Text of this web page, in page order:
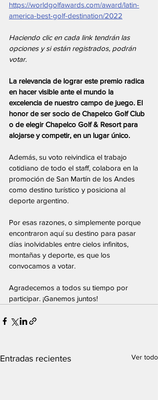
https://worldgolfawards.com/award/latin-
america-best-golf-destination/2022
Haciendo clic en cada link tendrán las
opciones y si están registrados, podrán
votar.
La relevancia de lograr este premio radica
en hacer visible ante el mundo la
excelencia de nuestro campo de juego. El
honor de ser socio de Chapelco Golf Club
o de elegir Chapelco Golf & Resort para
alojarse y competir, en un lugar único.
Además, su voto reivindica el trabajo
cotidiano de todo el staff, colabora en la
promoción de San Martín de los Andes
como destino turístico y posiciona al
deporte argentino.
Por esas razones, o simplemente porque
encontraron aquí su destino para pasar
días inolvidables entre cielos infinitos,
montañas y deporte, es que los
convocamos a votar.
Agradecemos a todos su tiempo por
participar. ¡Ganemos juntos!
Entradas recientes Ver todo